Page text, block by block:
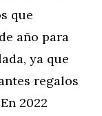
que
año para
ya que
regalos
2022